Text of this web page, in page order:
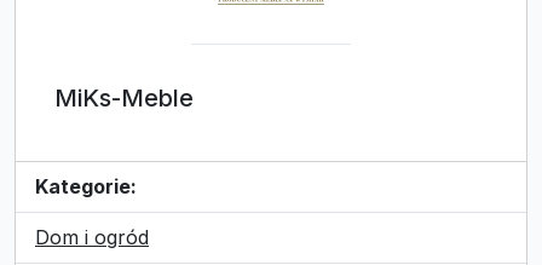
MiKs-Meble
Kategorie:
Dom i ogród